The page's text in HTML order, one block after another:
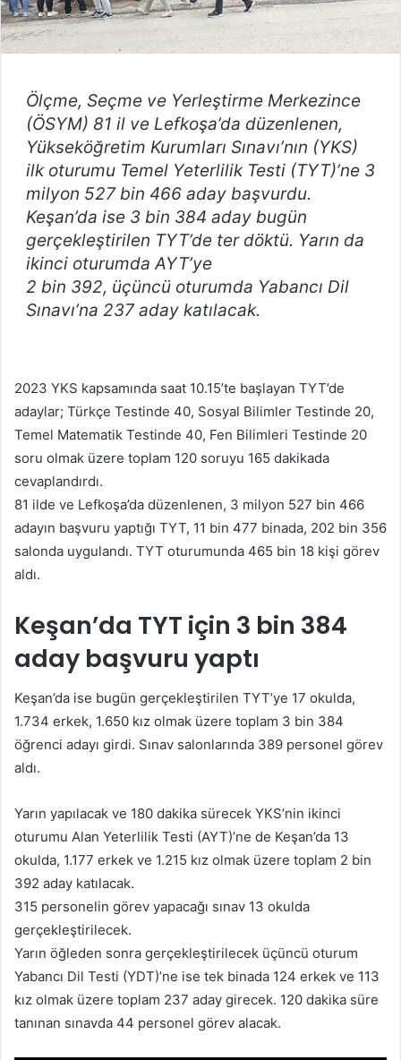
Ölçme, Seçme ve Yerleştirme Merkezince
(ÖSYM) 81 il ve Lefkoşa’da düzenlenen,
Yükseköğretim Kurumları Sınavı’nın (YKS)
ilk oturumu Temel Yeterlilik Testi (TYT)’ne 3
milyon 527 bin 466 aday başvurdu.
Keşan’da ise 3 bin 384 aday bugün
gerçekleştirilen TYT’de ter döktü. Yarın da
ikinci oturumda AYT’ye
2 bin 392, üçüncü oturumda Yabancı Dil
Sınavı’na 237 aday katılacak.
2023 YKS kapsamında saat 10.15’te başlayan TYT’de
adaylar; Türkçe Testinde 40, Sosyal Bilimler Testinde 20,
Temel Matematik Testinde 40, Fen Bilimleri Testinde 20
soru olmak üzere toplam 120 soruyu 165 dakikada
cevaplandırdı.
81 ilde ve Lefkoşa’da düzenlenen, 3 milyon 527 bin 466
adayın başvuru yaptığı TYT, 11 bin 477 binada, 202 bin 356
salonda uygulandı. TYT oturumunda 465 bin 18 kişi görev
aldı.
Keşan’da TYT için 3 bin 384
aday başvuru yaptı
Keşan’da ise bugün gerçekleştirilen TYT’ye 17 okulda,
1.734 erkek, 1.650 kız olmak üzere toplam 3 bin 384
öğrenci adayı girdi. Sınav salonlarında 389 personel görev
aldı.
Yarın yapılacak ve 180 dakika sürecek YKS’nin ikinci
oturumu Alan Yeterlilik Testi (AYT)’ne de Keşan’da 13
okulda, 1.177 erkek ve 1.215 kız olmak üzere toplam 2 bin
392 aday katılacak.
315 personelin görev yapacağı sınav 13 okulda
gerçekleştirilecek.
Yarın öğleden sonra gerçekleştirilecek üçüncü oturum
Yabancı Dil Testi (YDT)’ne ise tek binada 124 erkek ve 113
kız olmak üzere toplam 237 aday girecek. 120 dakika süre
tanınan sınavda 44 personel görev alacak.